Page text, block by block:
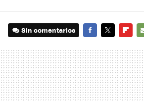
Sin comentarios